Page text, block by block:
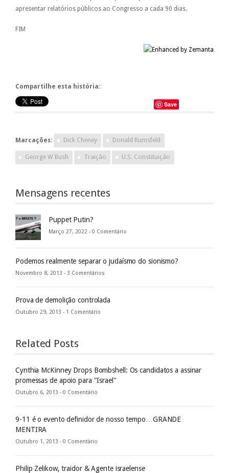
apresentar relatórios públicos ao Congresso a cada 90 dias.
FIM
Compartilhe esta história:
Save
Marcações: Dick Cheney Donald Rumsfeld
George W Bush Traição U.S. Constituição
Mensagens recentes
Puppet Putin?
Março 27, 2022 - 0 Comentário
Podemos realmente separar o judaísmo do sionismo?
Novembro 8, 2013 - 3 Comentários
Prova de demolição controlada
Outubro 29, 2013 - 1 Comentário
Related Posts
Cynthia McKinney Drops Bombshell: Os candidatos a assinar
promessas de apoio para "Israel"
Outubro 6, 2013 - 0 Comentário
9-11 é o evento definidor de nosso tempo…GRANDE
MENTIRA
Outubro 1, 2013 - 0 Comentário
Philip Zelikow, traidor & Agente israelense